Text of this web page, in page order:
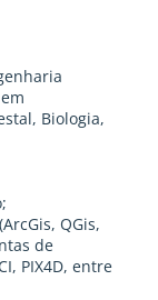
Biologia,
QGis,
de
PIX4D, entre